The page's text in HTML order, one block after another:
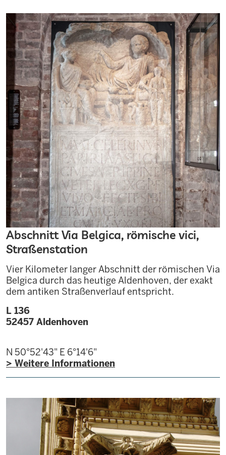
Abschnitt Via Belgica, römische vici,
Straßenstation
Vier Kilometer langer Abschnitt der römischen Via
Belgica durch das heutige Aldenhoven, der exakt
dem antiken Straßenverlauf entspricht.
L 136
52457 Aldenhoven
N 50°52'43" E 6°14'6"
> Weitere Informationen